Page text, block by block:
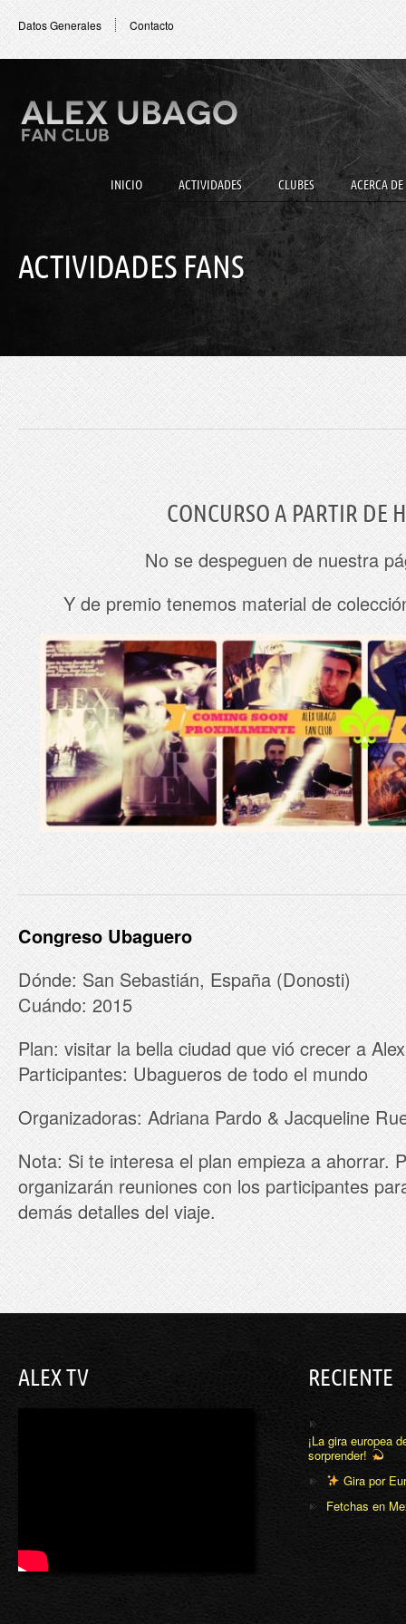
Datos Generales Contacto
INICIO ACTIVIDADES CLUBES ACERCA
ACTIVIDADES FANS
CONCURSO A PARTIR DE
No se despeguen de nuestra
Y de premio tenemos material de
Congreso Ubaguero
Dónde: San Sebastián, España (Donosti)
Cuándo: 2015
Plan: visitar la bella ciudad que vió crecer a
Participantes: Ubagueros de todo el mundo
Organizadoras: Adriana Pardo & Jacqueline
Nota: Si te interesa el plan empieza a ahorrar.
organizarán reuniones con los participantes
demás detalles del viaje.
ALEX TV RECIENTE
¡La gira europea
sorprender!
Gira por
Fetchas en